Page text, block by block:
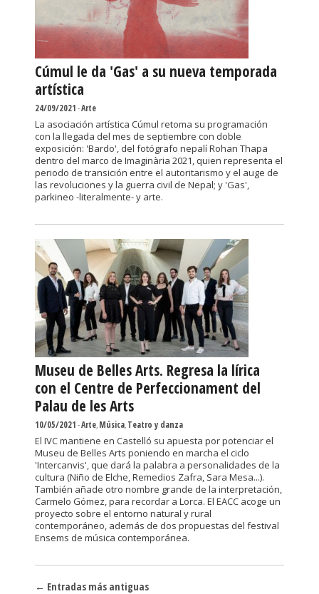
Cúmul le da 'Gas' a su nueva temporada
artística
24/09/2021-Arte
La asociación artística Cúmul retoma su programación
con la llegada del mes de septiembre con doble
exposición: 'Bardo', del fotógrafo nepalí Rohan Thapa
dentro del marco de Imaginària 2021, quien representa el
periodo de transición entre el autoritarismo y el auge de
las revoluciones y la guerra civil de Nepal; y 'Gas',
parkineo -literalmente- y arte.
Museu de Belles Arts. Regresa la lírica
con el Centre de Perfeccionament del
Palau de les Arts
10/05/2021-Arte,Música,Teatro y danza
El IVC mantiene en Castelló su apuesta por potenciar el
Museu de Belles Arts poniendo en marcha el ciclo
'Intercanvis', que dará la palabra a personalidades de la
cultura (Niño de Elche, Remedios Zafra, Sara Mesa...).
También añade otro nombre grande de la interpretación,
Carmelo Gómez, para recordar a Lorca. El EACC acoge un
proyecto sobre el entorno natural y rural
contemporáneo, además de dos propuestas del festival
Ensems de música contemporánea.
Navegador de artículos
← Entradas más antiguas